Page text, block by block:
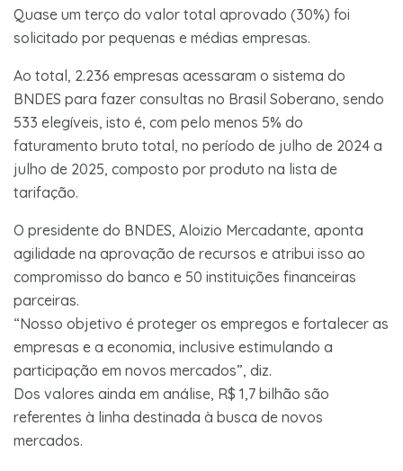
Quase um terço do valor total aprovado (30%) foi
solicitado por pequenas e médias empresas.
Ao total, 2.236 empresas acessaram o sistema do
BNDES para fazer consultas no Brasil Soberano, sendo
533 elegíveis, isto é, com pelo menos 5% do
faturamento bruto total, no período de julho de 2024 a
julho de 2025, composto por produto na lista de
tarifação.
O presidente do BNDES, Aloizio Mercadante, aponta
agilidade na aprovação de recursos e atribui isso ao
compromisso do banco e 50 instituições financeiras
parceiras.
“Nosso objetivo é proteger os empregos e fortalecer as
empresas e a economia, inclusive estimulando a
participação em novos mercados”, diz.
Dos valores ainda em análise, R$ 1,7 bilhão são
referentes à linha destinada à busca de novos
mercados.